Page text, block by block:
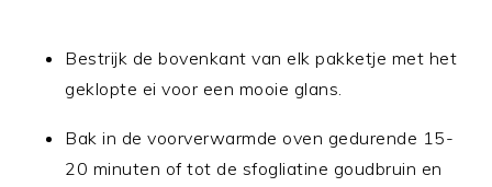
Bestrijk de bovenkant van elk pakketje met het
geklopte ei voor een mooie glans.
Bak in de voorverwarmde oven gedurende 15-
20 minuten of tot de sfogliatine goudbruin en